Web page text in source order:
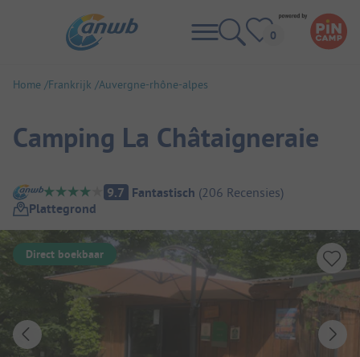
Home Frankrijk Auvergne-rhône-alpes
Camping La Châtaigneraie
Camping overzicht
9.7 Fantastisch (206 Recensies)
Plattegrond
Direct boekbaar